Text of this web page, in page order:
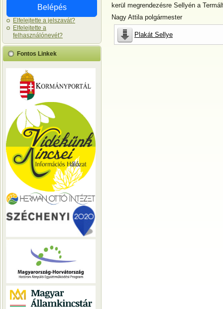
Belépés
Elfelejtette a jelszavát?
Elfelejtette a
felhasználónevét?
Fontos Linkek
kerül megrendezésre Sellyén a
Nagy Attila polgármester
Plakát Sellye